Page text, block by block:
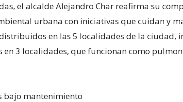
el alcalde Alejandro Char reafirma su
urbana con iniciativas que cuidan y
en las 5 localidades de la ciudad,
en 3 localidades, que funcionan como
bajo mantenimiento